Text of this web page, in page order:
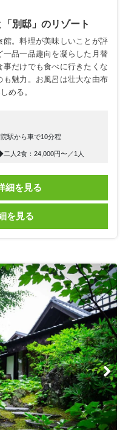
別邸」のリゾート
。料理が美味しいことが評
品一品趣向を凝らした月替
だけでも食べに行きたくな
魅力。お風呂は壮大な由布
める。
駅から車で10分程
人2食：24,000円〜／1人
細を見る
を見る